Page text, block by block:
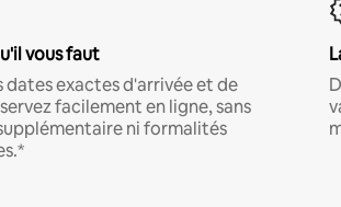
vous faut
dates exactes d'arrivée et de
facilement en ligne, sans
ni formalités